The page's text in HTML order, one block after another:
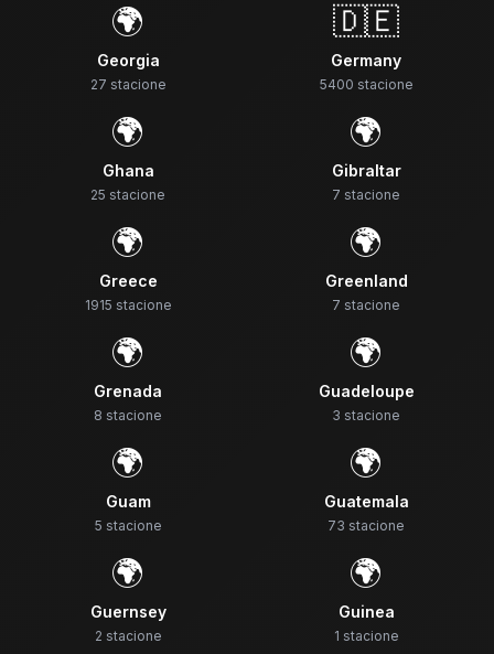
🌍
Georgia
27 stacione
🇩🇪
Germany
5400 stacione
🌍
Ghana
25 stacione
🌍
Gibraltar
7 stacione
🌍
Greece
1915 stacione
🌍
Greenland
7 stacione
🌍
Grenada
8 stacione
🌍
Guadeloupe
3 stacione
🌍
Guam
5 stacione
🌍
Guatemala
73 stacione
🌍
Guernsey
2 stacione
🌍
Guinea
1 stacione